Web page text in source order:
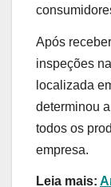
Após
inspeções
localizada
determinou
todos os
empresa.
Leia mais: